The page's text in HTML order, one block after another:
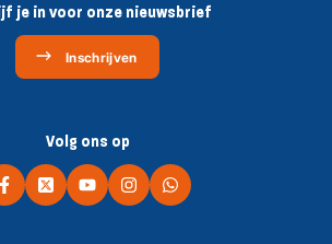
je in voor onze nieuwsbrief
Inschrijven
Volg ons op